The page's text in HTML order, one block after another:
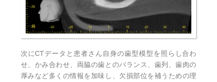
次にCTデータと患者さん自身の歯型模型を照らし合わ
せ、かみ合わせ、両脇の歯とのバランス、歯列、歯肉の
厚みなど多くの情報を加味し、欠損部位を補うための理